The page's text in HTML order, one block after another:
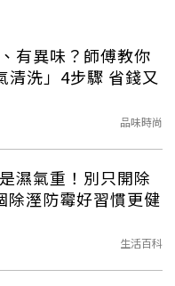
有異味？師傅教你
清洗」4步驟 省錢又
品味時尚
濕氣重！別只開除
除溼防霉好習慣更健
生活百科